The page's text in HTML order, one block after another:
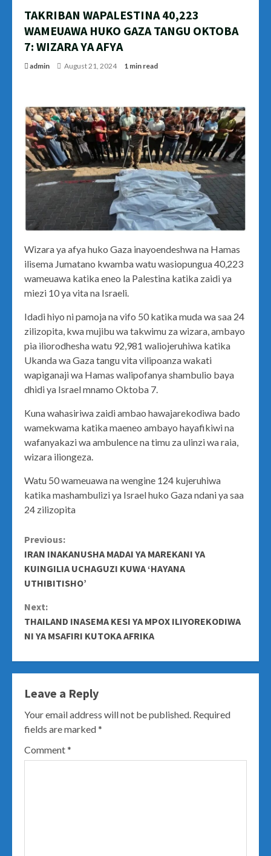
TAKRIBAN WAPALESTINA 40,223
WAMEUAWA HUKO GAZA TANGU OKTOBA
7: WIZARA YA AFYA
admin August 21, 2024 1 min read
Wizara ya afya huko Gaza inayoendeshwa na Hamas
ilisema Jumatano kwamba watu wasiopungua 40,223
wameuawa katika eneo la Palestina katika zaidi ya
miezi 10 ya vita na Israeli.
Idadi hiyo ni pamoja na vifo 50 katika muda wa saa 24
zilizopita, kwa mujibu wa takwimu za wizara, ambayo
pia iliorodhesha watu 92,981 waliojeruhiwa katika
Ukanda wa Gaza tangu vita vilipoanza wakati
wapiganaji wa Hamas walipofanya shambulio baya
dhidi ya Israel mnamo Oktoba 7.
Kuna wahasiriwa zaidi ambao hawajarekodiwa bado
wamekwama katika maeneo ambayo hayafikiwi na
wafanyakazi wa ambulence na timu za ulinzi wa raia,
wizara iliongeza.
Watu 50 wameuawa na wengine 124 kujeruhiwa
katika mashambulizi ya Israel huko Gaza ndani ya saa
24 zilizopita
Continue
Reading
Previous:
IRAN INAKANUSHA MADAI YA MAREKANI YA
KUINGILIA UCHAGUZI KUWA ‘HAYANA
UTHIBITISHO’
Next:
THAILAND INASEMA KESI YA MPOX ILIYOREKODIWA
NI YA MSAFIRI KUTOKA AFRIKA
Leave a Reply
Your email address will not be published. Required
fields are marked*
Comment*